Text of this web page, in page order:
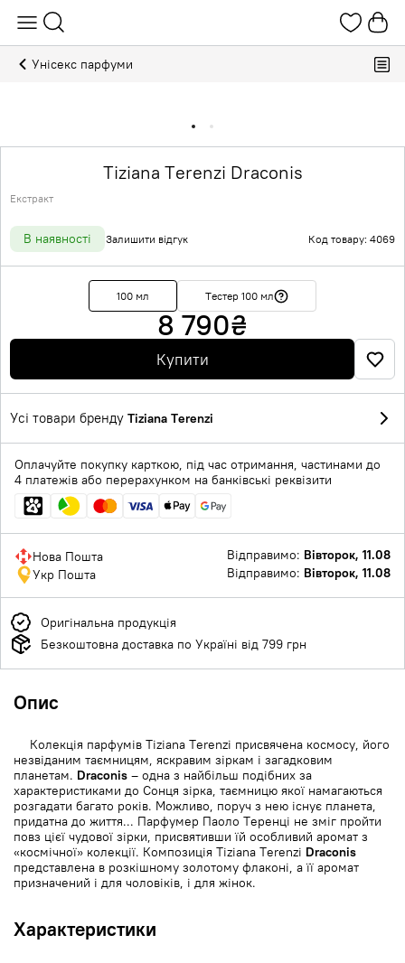
Унісекс парфуми
Tiziana Terenzi Draconis
Екстракт
В наявності Залишити відгук Код товару: 4069
100 мл Тестер 100 мл
8 790₴
Купити
Усі товари бренду Tiziana Terenzi
Оплачуйте покупку карткою, під час отримання, частинами до
4 платежів або перерахунком на банківські реквізити
Нова Пошта Відправимо: Вівторок, 11.08
Укр Пошта
Відправимо: Вівторок, 11.08
Оригінальна продукція
Безкоштовна доставка по Україні від 799 грн
Опис
Колекція парфумів Tiziana Terenzi присвячена космосу, його
незвіданим таємницям, яскравим зіркам і загадковим
планетам. Draconis – одна з найбільш подібних за
характеристиками до Сонця зірка, таємницю якої намагаються
розгадати багато років. Можливо, поруч з нею існує планета,
придатна до життя... Парфумер Паоло Теренці не зміг пройти
повз цієї чудової зірки, присвятивши їй особливий аромат з
«космічної» колекції. Композиція Tiziana Terenzi Draconis
представлена в розкішному золотому флаконі, а її аромат
призначений і для чоловіків, і для жінок.
Характеристики